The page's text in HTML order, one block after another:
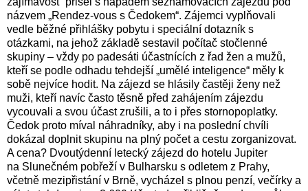
názvem „Rendez-vous s Čedokem“. Zájemci vyplňovali
vedle běžné přihlášky pobytu i speciální dotazník s
otázkami, na jehož základě sestavil počítač stočlenné
skupiny – vždy po padesáti účastnících z řad žen a mužů,
kteří se podle odhadu tehdejší „umělé inteligence“ měly k
sobě nejvíce hodit. Na zájezd se hlásily častěji ženy než
muži, kteří navíc často těsně před zahájením zájezdu
vycouvali a svou účast zrušili, a to i přes stornopoplatky.
Čedok proto míval náhradníky, aby i na poslední chvíli
dokázal doplnit skupinu na plný počet a cestu zorganizovat.
A cena? Dvoutýdenní letecký zájezd do hotelu Jupiter
na Slunečném pobřeží v Bulharsku s odletem z Prahy,
včetně mezipřistání v Brně, vycházel s plnou penzí, večírky a